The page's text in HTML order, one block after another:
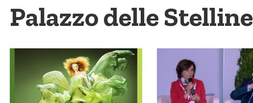
Palazzo delle Stelline